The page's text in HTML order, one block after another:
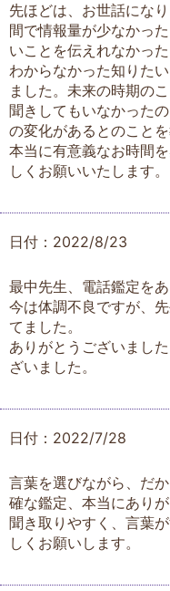
先ほどは、お世話にな
間で情報量が少なかっ
いことを伝えれなかっ
わからなかった知りた
ました。未来の時期の
聞きしてもいなかった
の変化があるとのこと
本当に有意義なお時間
しくお願いいたします。
日付：2022/8/23
最中先生、電話鑑定を
今は体調不良ですが、
てました。
ありがとうございまし
ざいました。
日付：2022/7/28
言葉を選びながら、だ
確な鑑定、本当にあり
聞き取りやすく、言葉
しくお願いします。